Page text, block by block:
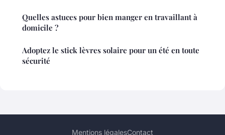
Quelles astuces pour bien manger en travaillant à
domicile ?
Adoptez le stick lèvres solaire pour un été en toute
sécurité
Mentions légalesContact